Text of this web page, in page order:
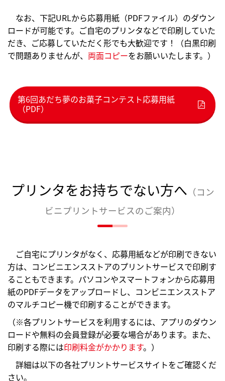
なお、下記URLから応募用紙（PDFファイル）のダウン
ロードが可能です。ご自宅のプリンタなどで印刷していた
だき、ご応募していただく形でも大歓迎です！（白黒印刷
で問題ありませんが、 両面コピーをお願いいたします。）
第6回あだち夢のお菓子コンテスト応募用紙
（PDF）
プリンタをお持ちでない方へ （コン
ビニプリントサービスのご案内）
ご自宅にプリンタがなく、応募用紙などが印刷できない
方は、コンビニエンスストアのプリントサービスで印刷す
ることもできます。パソコンやスマートフォンから応募用
紙のPDFデータをアップロードし、コンビニエンスストア
のマルチコピー機で印刷することができます。
（※各プリントサービスを利用するには、アプリのダウン
ロードや無料の会員登録が必要な場合があります。また、
印刷する際には印刷料金がかかります。）
詳細は以下の各社プリントサービスサイトをご確認くだ
さい。